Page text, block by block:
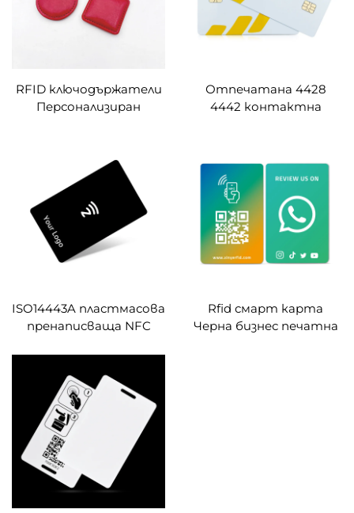
RFID ключодържатели
Персонализиран
Чип за контрол на
достъпа
Отпечатана 4428
4442 контактна
ISO14443A пластмасова
пренаписваща NFC
персонализирана,
празна, черна PVC
карта
Rfid смарт карта
Черна бизнес печатна